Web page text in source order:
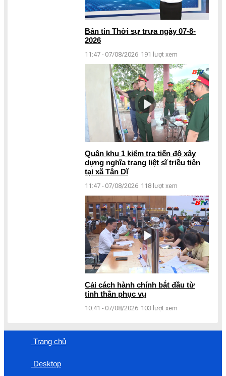
Bản tin Thời sự trưa ngày 07-8-
2026
11:47 - 07/08/2026 191 lượt xem
Quân khu 1 kiểm tra tiến độ xây
dựng nghĩa trang liệt sĩ triều tiên
tại xã Tân Dĩ
11:47 - 07/08/2026 118 lượt xem
Cải cách hành chính bắt đầu từ
tinh thần phục vụ
10:41 - 07/08/2026 103 lượt xem
Trang chủ
Desktop